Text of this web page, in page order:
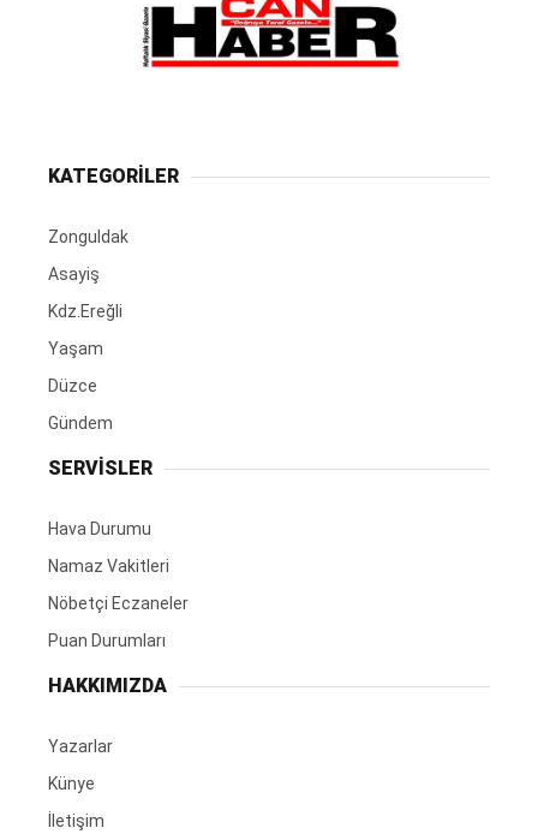
KATEGORİLER
Zonguldak
Asayiş
Kdz.Ereğli
Yaşam
Düzce
Gündem
SERVİSLER
Hava Durumu
Namaz Vakitleri
Nöbetçi Eczaneler
Puan Durumları
HAKKIMIZDA
Yazarlar
Künye
İletişim